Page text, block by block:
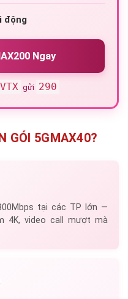
động
Ngay
gửi 290
GÓI 5GMAX40?
tại các TP lớn —
4K, video call mượt mà